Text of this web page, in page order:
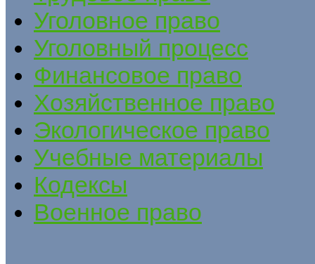
Уголовное право
Уголовный процесс
Финансовое право
Хозяйственное право
Экологическое право
Учебные материалы
Кодексы
Военное право